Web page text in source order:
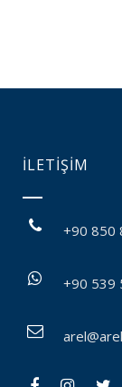
İLETİŞİM
+90 850
+90 539